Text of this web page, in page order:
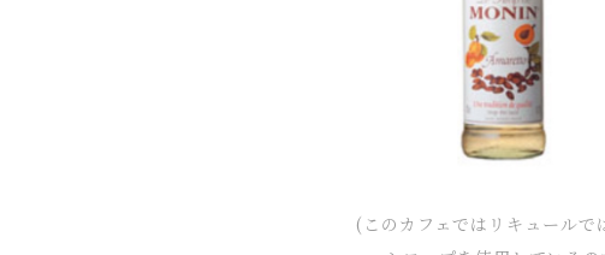
(このカフェではリキュールで